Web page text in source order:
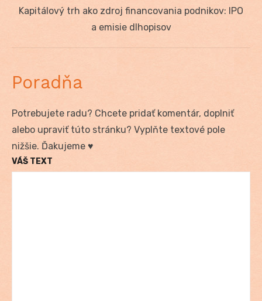
Next
Kapitálový trh ako zdroj financovania podnikov: IPO
a emisie dlhopisov
Poradňa
Potrebujete radu? Chcete pridať komentár, doplniť
alebo upraviť túto stránku? Vyplňte textové pole
nižšie. Ďakujeme ♥
VÁŠ TEXT